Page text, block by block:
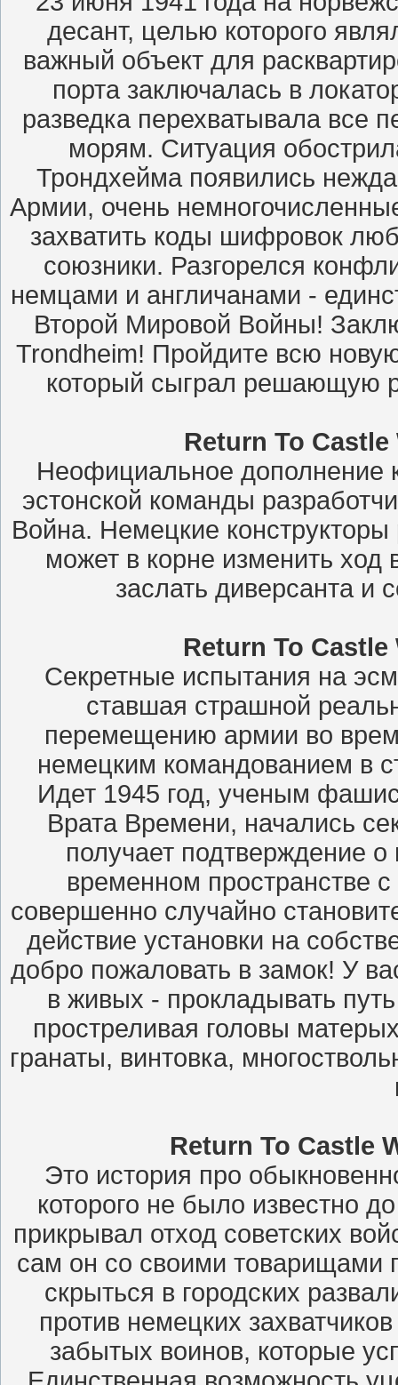
десант, целью которого
важный объект для
порта заключалась в
разведка перехватывала все
морям. Ситуация
Трондхейма появились
Армии, очень
захватить коды шифровок
союзники. Разгорелся
немцами и англичанами -
Второй Мировой Войны!
Trondheim! Пройдите всю
который сыграл решающую
Return To
Неофициальное дополнение
эстонской команды
Война. Немецкие
может в корне изменить ход
заслать диверсанта и
Return To
Cекретные испытания на
ставшая страшной
перемещению армии во
немецким командованием в
Идет 1945 год, ученым
Врата Времени, начались
получает подтверждение
временном пространстве
совершенно случайно
действие установки на
добро пожаловать в замок! У
в живых - прокладывать
простреливая головы
гранаты, винтовка,
Return To Castle
Это история про
которого не было известно
прикрывал отход советских
сам он со своими товарищами
скрыться в городских
против немецких
забытых воинов, которые